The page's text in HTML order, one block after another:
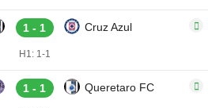
1 - 1 Cruz Azul
H1: 1-1
1 - 1 Queretaro FC